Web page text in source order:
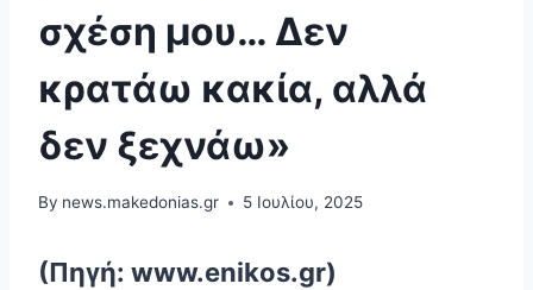
σχέση μου… Δεν
κρατάω κακία, αλλά
δεν ξεχνάω»
By news.makedonias.gr 5 Ιουλίου, 2025
(Πηγή: www.enikos.gr)